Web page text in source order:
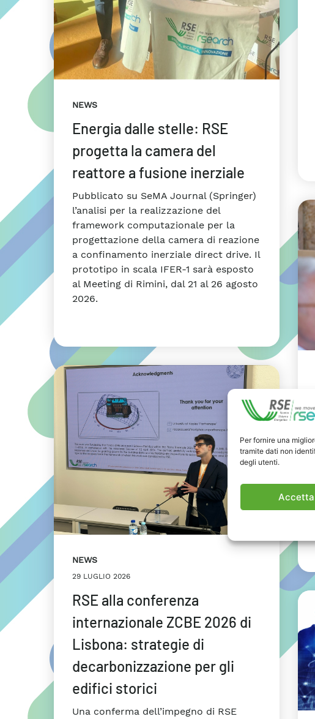
Per fornire una
tramite dati non
degli utenti.
NEWS
Energia dalle stelle: RSE
progetta la camera del
reattore a fusione inerziale
Pubblicato su SeMA Journal (Springer)
l’analisi per la realizzazione del
framework computazionale per la
progettazione della camera di reazione
a confinamento inerziale direct drive. Il
prototipo in scala IFER-1 sarà esposto
al Meeting di Rimini, dal 21 al 26 agosto
2026.
NEWS
29 LUGLIO 2026
RSE alla conferenza
internazionale ZCBE 2026 di
Lisbona: strategie di
decarbonizzazione per gli
edifici storici
Una conferma dell’impegno di RSE